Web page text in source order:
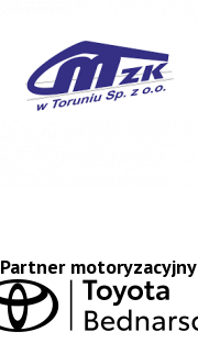
Partner motoryzacyjny